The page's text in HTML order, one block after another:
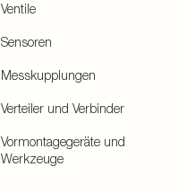
Ventile
Sensoren
Messkupplungen
Verteiler und Verbinder
Vormontagegeräte und
Werkzeuge